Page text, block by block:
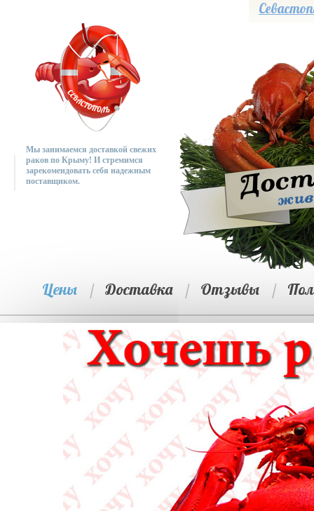
Мы занимаемся доставкой свежих
раков по Крыму! И стремимся
зарекомендовать себя надежным
поставщиком.
Цены / Доставка / Отзывы /